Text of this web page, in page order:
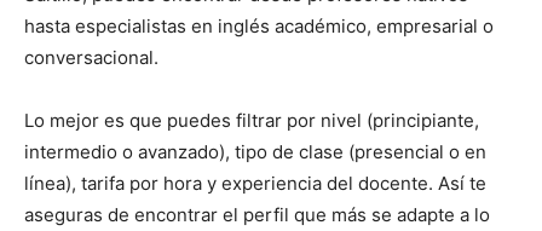
hasta especialistas en inglés académico, empresarial o
conversacional.
Lo mejor es que puedes filtrar por nivel (principiante,
intermedio o avanzado), tipo de clase (presencial o en
línea), tarifa por hora y experiencia del docente. Así te
aseguras de encontrar el perfil que más se adapte a lo